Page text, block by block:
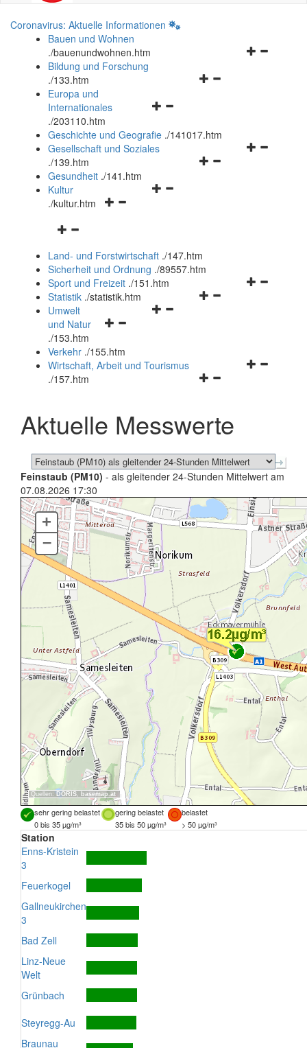
Coronavirus: Aktuelle Informationen
Bauen und Wohnen
./bauenundwohnen.htm
Navigationsmenü
Bildung und Forschung
./133.htm
Navigationsmenü
und
schließen
Europa und
Internationales
./203110.htm
Geschichte und Geografie ./141017.htm
Navigationsmenü
Gesellschaft und Soziales
./139.htm
Navigationsmenü
Gesundheit ./141.htm
Navigationsmenü
Kultur
./kultur.htm
Navigationsmenü
und
schließen
Land- und Forstwirtschaft ./147.htm
Sicherheit und Ordnung ./89557.htm
Navigationsmenü
Sport und Freizeit ./151.htm
Navigationsmenü
Statistik ./statistik.htm
Navigationsmenü
und
schließen
Umwelt
und Natur
./153.htm
Verkehr ./155.htm
Navigationsmenü
schließen
Wirtschaft, Arbeit und Tourismus
./157.htm
Aktuelle Messwerte
Feinstaub (PM10) - als gleitender 24-Stunden Mittelwert am
07.08.2026 17:30
Quellen: DORIS, basemap.at
+
–
sehr gering belastet gering belastet
belastet
0 bis 35 µg/m³
35 bis 50 µg/m³ > 50 µg/m³
Station
Enns-Kristein
3
Feuerkogel
Gallneukirchen
3
Bad Zell
Linz-Neue
Welt
Grünbach
Steyregg-Au
Braunau